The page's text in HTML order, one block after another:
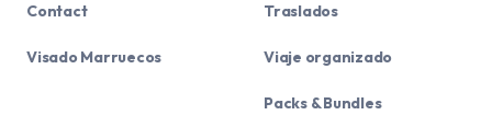
Contact
Visado Marruecos
Traslados
Viaje organizado
Packs & Bundles